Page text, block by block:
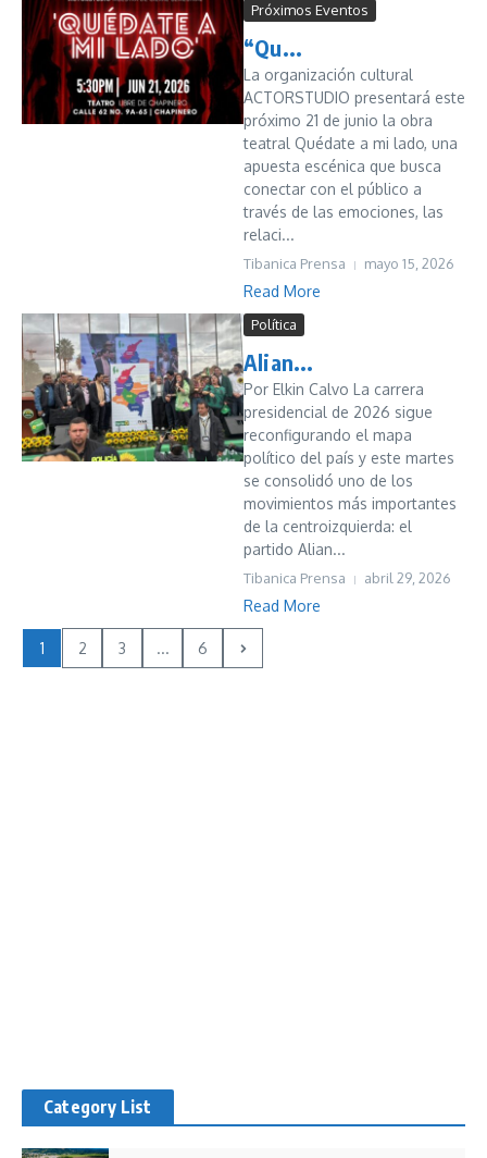
Próximos Eventos
“Qu...
La organización cultural
ACTORSTUDIO presentará este
próximo 21 de junio la obra
teatral Quédate a mi lado, una
apuesta escénica que busca
conectar con el público a
través de las emociones, las
relaci...
Tibanica Prensa mayo 15, 2026
Read More
Política
Alian...
Por Elkin Calvo La carrera
presidencial de 2026 sigue
reconfigurando el mapa
político del país y este martes
se consolidó uno de los
movimientos más importantes
de la centroizquierda: el
partido Alian...
Tibanica Prensa abril 29, 2026
Read More
1 2 3 ... 6
Category List